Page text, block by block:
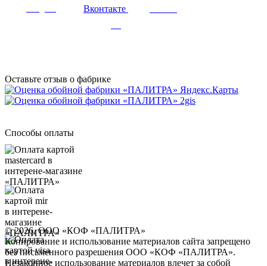
Вконтакте
Оставьте отзыв о фабрике
Способы оплаты
© 2026, ООО «КОФ «ПАЛИТРА»
Копирование и использование материалов сайта запрещено
без письменного разрешения ООО «КОФ «ПАЛИТРА».
Незаконное использование материалов влечет за собой